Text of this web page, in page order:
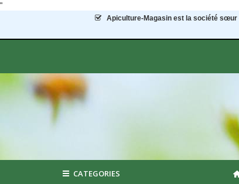
"
Apiculture-Magasin est la société sœur
CATEGORIES